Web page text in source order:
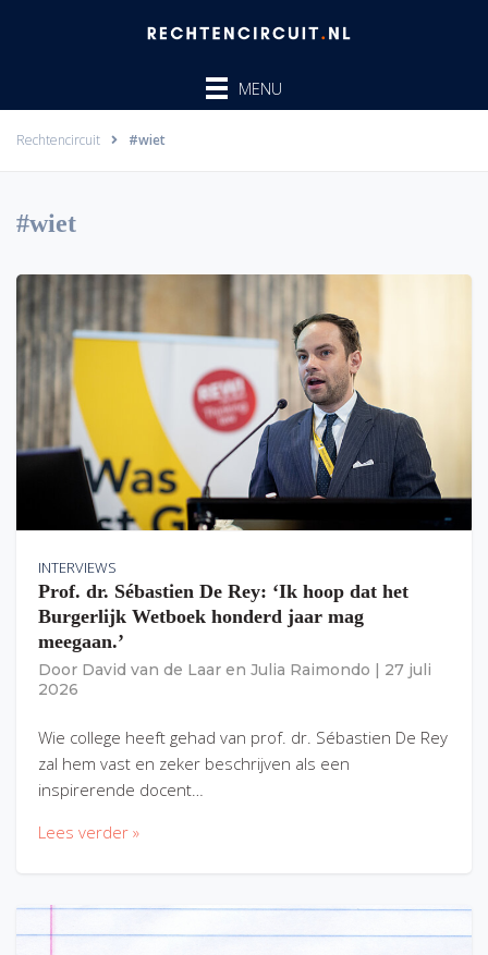
MENU
Rechtencircuit #wiet
#wiet
INTERVIEWS
Prof. dr. Sébastien De Rey: ‘Ik hoop dat het
Burgerlijk Wetboek honderd jaar mag
meegaan.’
Door David van de Laar en Julia Raimondo
27 juli
2026
Wie college heeft gehad van prof. dr. Sébastien De Rey
zal hem vast en zeker beschrijven als een
inspirerende docent…
Lees verder »